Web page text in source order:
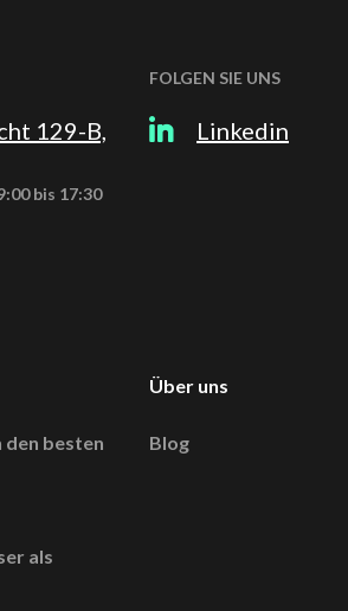
129-B,
bis 17:30
FOLGEN SIE UNS
Linkedin
den besten
als
Über uns
Blog